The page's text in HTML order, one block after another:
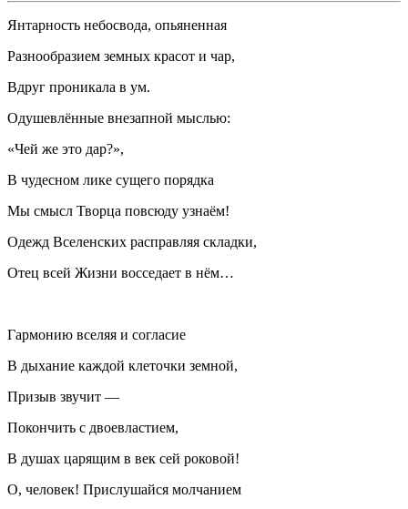
Янтарность небосвода, опьяненная
Разнообразием земных красот и чар,
Вдруг проникала в ум.
Одушевлённые внезапной мыслью:
«Чей же это дар?»,
В чудесном лике сущего порядка
Мы смысл Творца повсюду узнаём!
Одежд Вселенских расправляя складки,
Отец всей Жизни восседает в нём…
Гармонию вселяя и согласие
В дыхание каждой клеточки земной,
Призыв звучит —
Покончить с двоевластием,
В душах царящим в век сей роковой!
О, человек! Прислушайся молчанием